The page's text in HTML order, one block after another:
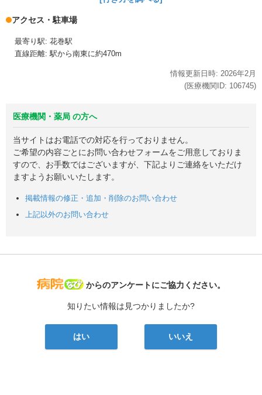
アクセス・駐車場
最寄り駅: 花巻駅
直線距離: 駅から南東に約470m
情報更新日時: 2026年2月
(医療機関ID: 106745)
医療機関・薬局 の方へ
当サイトはお電話での対応を行っておりません。
ご希望の内容ごとにお問い合わせフォームをご用意しておりま
すので、お手数ではございますが、下記よりご連絡をいただけ
ますようお願いいたします。
掲載情報の修正・追加・削除のお問い合わせ
上記以外のお問い合わせ
病院なび
からのアンケートにご協力ください。
知りたい情報は見つかりましたか?
はい いいえ